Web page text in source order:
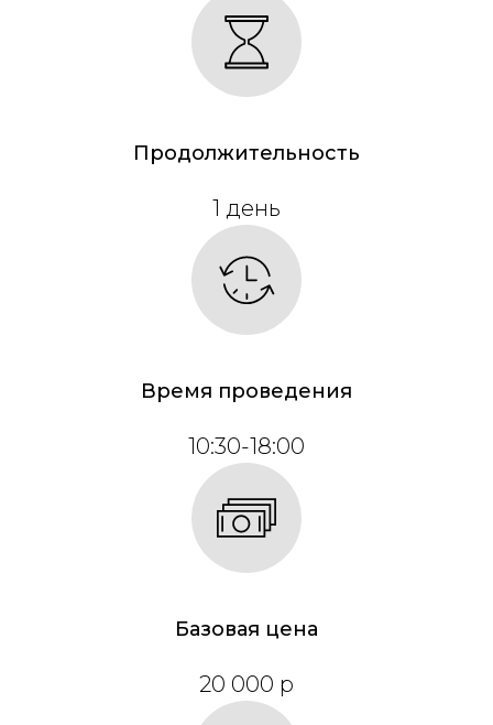
Продолжительность
1 день
Время проведения
10:30-18:00
Базовая цена
20 000 р